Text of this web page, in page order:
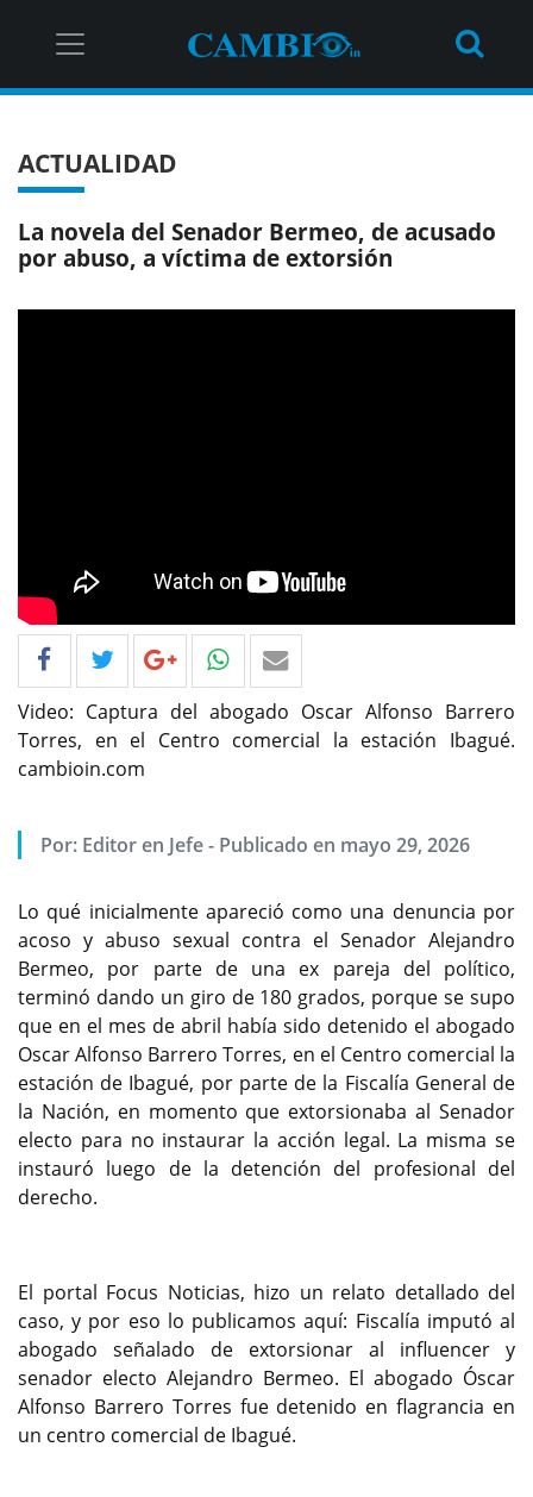
ACTUALIDAD
La novela del Senador Bermeo, de acusado
por abuso, a víctima de extorsión
Video: Captura del abogado Oscar Alfonso Barrero
Torres, en el Centro comercial la estación Ibagué.
cambioin.com
Por: Editor en Jefe - Publicado en mayo 29, 2026
Lo qué inicialmente apareció como una denuncia por
acoso y abuso sexual contra el Senador Alejandro
Bermeo, por parte de una ex pareja del político,
terminó dando un giro de 180 grados, porque se supo
que en el mes de abril había sido detenido el abogado
Oscar Alfonso Barrero Torres, en el Centro comercial la
estación de Ibagué, por parte de la Fiscalía General de
la Nación, en momento que extorsionaba al Senador
electo para no instaurar la acción legal. La misma se
instauró luego de la detención del profesional del
derecho.
El portal Focus Noticias, hizo un relato detallado del
caso, y por eso lo publicamos aquí: Fiscalía imputó al
abogado señalado de extorsionar al influencer y
senador electo Alejandro Bermeo. El abogado Óscar
Alfonso Barrero Torres fue detenido en flagrancia en
un centro comercial de Ibagué.